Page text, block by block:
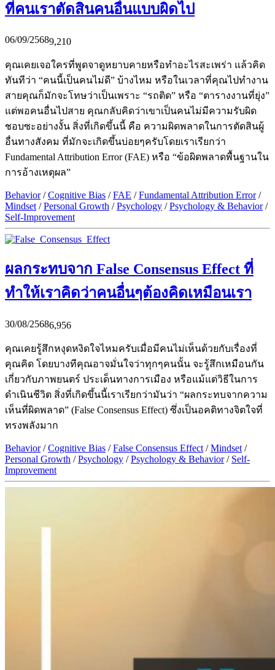
ที่คนเราตัดสินคนอื่นแบบผิดไป
06/09/25689,210
คุณเคยเจอใครที่พูดจาดูหยาบคายหรือทำอะไรสะเพร่า แล้วคิด
ทันทีว่า “คนนี้เป็นคนไม่ดี” บ้างไหม หรือในเวลาที่คุณไปทำงาน
สายคุณก็มักจะโทษว่าเป็นเพราะ “รถติด” หรือ “ตารางงานที่ยุ่ง”
แต่พอคนอื่นไปสาย คุณกลับคิดว่าเขาเป็นคนไม่มีความรับผิด
ชอบซะอย่างงั้น สิ่งที่เกิดขึ้นนี้ คือ ความผิดพลาดในการตัดสินผู้
อื่นทางสังคม ที่มักจะเกิดขึ้นบ่อยๆครับโดยเราเรียกว่า
Fundamental Attribution Error (FAE) หรือ “ข้อผิดพลาดพื้นฐานใน
การอ้างเหตุผล”
Behavior/Cognitive Bias /FAE /Fundamental Attribution Error/
Mindset /Personal Growth /Psychology /Psychology & Behavior/
Self-Improvement
ผลกระทบจาก False Consensus Effect ที่
ทำให้เราคิดว่าคนอื่นๆต้องคิดเหมือนเรา
30/08/25686,956
คุณเคยรู้สึกหงุดหงิดใจไหมครับเมื่อมีคนไม่เห็นด้วยกับเรื่องที่
คุณคิด โดยบางทีคุณอาจมั่นใจว่าทุกๆคนนั้น จะรู้สึกเหมือนกัน
เกี่ยวกับภาพยนตร์ ประเด็นทางการเมือง หรือแม้แต่วิธีในการ
ดำเนินชีวิต สิ่งที่เกิดขึ้นนี้เราเรียกว่ามันว่า “ผลกระทบจากความ
เห็นที่ผิดพลาด” (False Consensus Effect) ซึ่งเป็นอคติทางจิตใจที่
ทรงพลังมาก
Behavior/Cognitive Bias /False Consensus Effect /Mindset /
Personal Growth /Psychology /Psychology & Behavior/ Self-
Improvement